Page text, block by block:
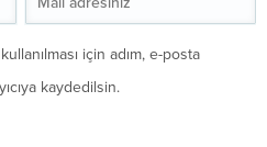
için adım, e-posta
kaydedilsin.